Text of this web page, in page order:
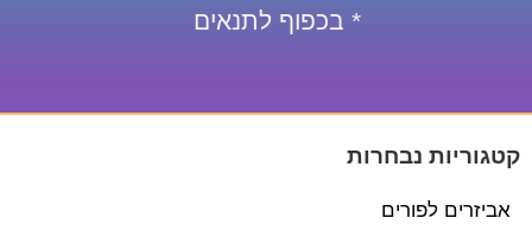
* בכפוף לתנאים
קטגוריות נבחרות
אביזרים לפורים